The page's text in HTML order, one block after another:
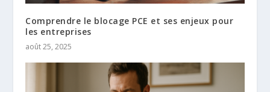
Comprendre le blocage PCE et ses enjeux pour
les entreprises
août 25, 2025